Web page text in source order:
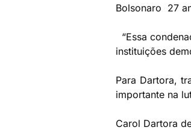
Bolsonaro 27
“Essa
instituições
Para Dartora,
importante na
Carol Dartora